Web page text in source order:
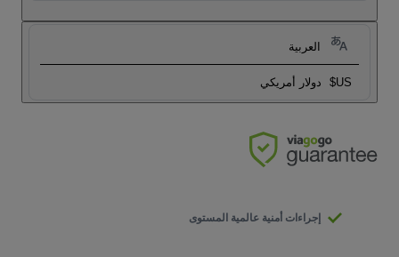
العربية
US$ دولار أمريكي
إجراءات أمنية عالمية المستوى